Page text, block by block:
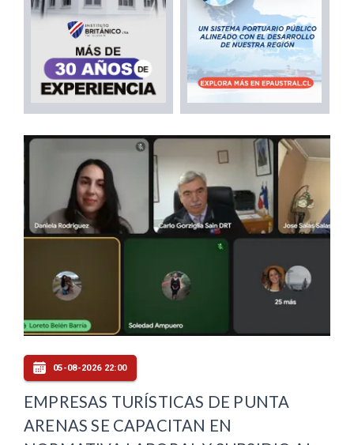
05-08-2026 22:00
EMPRESAS TURÍSTICAS DE PUNTA
ARENAS SE CAPACITAN EN